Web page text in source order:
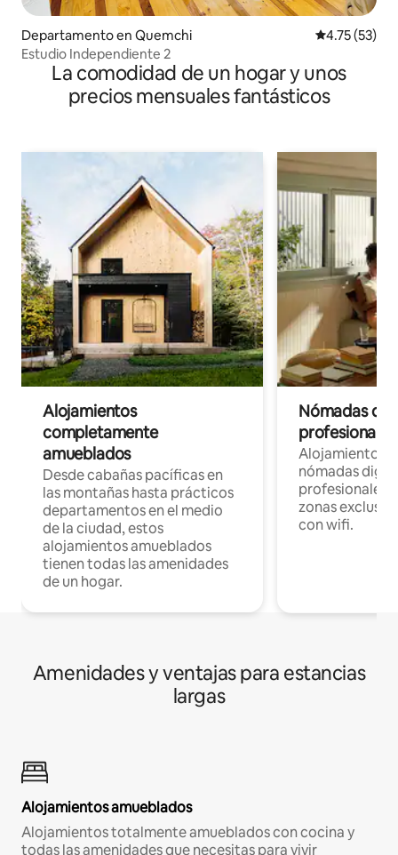
Departamento en Quemchi Calificación
4.75 (53)
Estudio Independiente 2
La comodidad de un hogar y unos
precios mensuales fantásticos
Alojamientos
completamente
amueblados
Desde cabañas pacíficas en
las montañas hasta prácticos
departamentos en el medio
de la ciudad, estos
alojamientos amueblados
tienen todas las amenidades
de un hogar.
Nómadas
Alojamientos
nómadas
profesionales
zonas
con wifi.
Amenidades y ventajas para estancias
largas
Alojamientos amueblados
Alojamientos totalmente amueblados con cocina y
todas las amenidades que necesitas para vivir